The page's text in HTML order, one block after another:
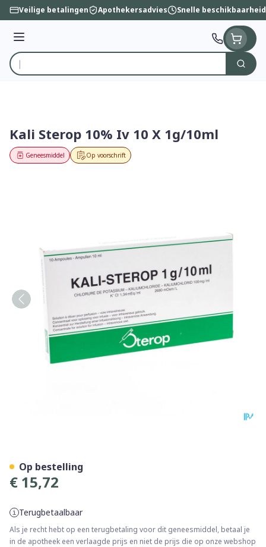
Ga naar de inhoud
Veilige betalingen Apothekersadvies Snelle beschikbaarheid
Menu
Product, merk, categorie...
Zoek
Kali Sterop 10% Iv 10 X 1g/10ml
Op voorschrift
Geneesmiddel
€ 15,72
Terugbetaalbaar
Als je recht hebt op een terugbetaling voor dit geneesmiddel, betaal je
in de apotheek een verlaagde prijs en niet de prijs die op onze webshop
Op bestelling